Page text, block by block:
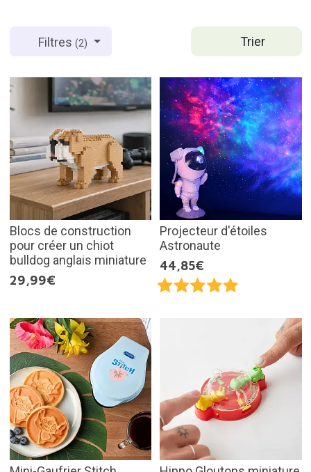
Trier
Filtres(2)
Blocs de construction
pour créer un chiot
bulldog anglais miniature
29,99€
Projecteur d'étoiles
Astronaute
44,85€